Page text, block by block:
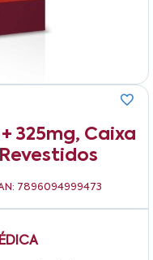
325mg, Caixa
7896094999473